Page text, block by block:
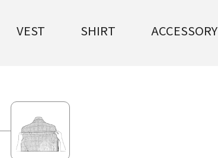
VEST SHIRT ACCESSORY